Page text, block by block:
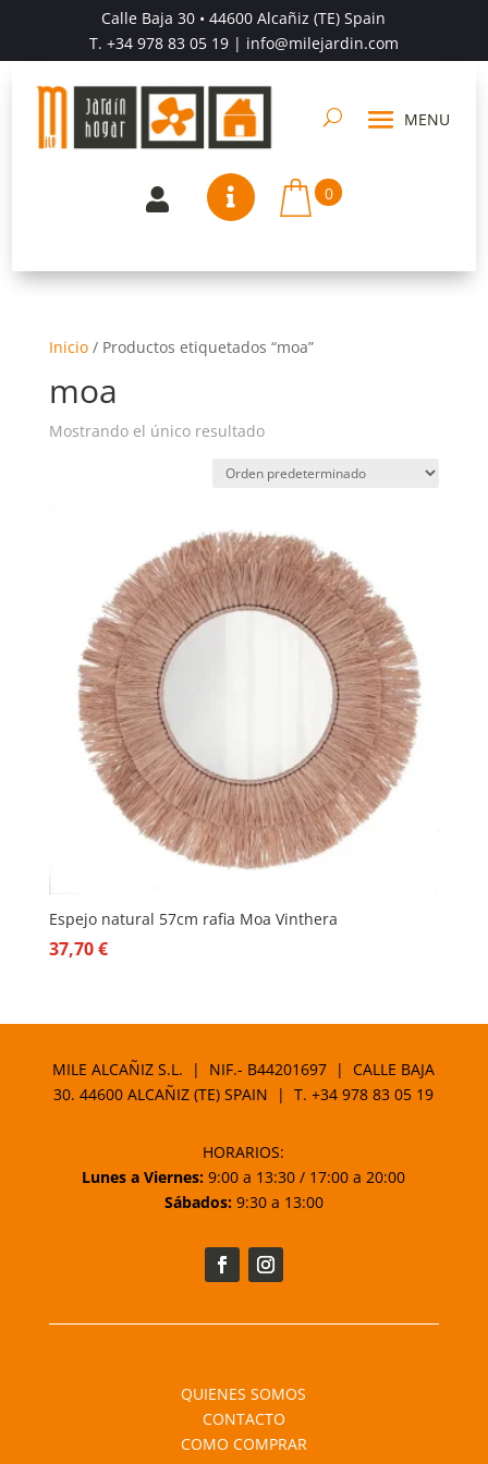
Calle Baja 30 • 44600 Alcañiz (TE) Spain
T. +34 978 83 05 19| info@milejardin.com
  0
Inicio/ Productos etiquetados “moa”
moa
Mostrando el único resultado
Espejo natural 57cm rafia Moa Vinthera
37,70€
MILE ALCAÑIZ S.L. | NIF.- B44201697 | CALLE BAJA
30. 44600 ALCAÑIZ (TE) SPAIN | T.+34 978 83 05 19
HORARIOS:
Lunes a Viernes: 9:00 a 13:30 / 17:00 a 20:00
Sábados:9:30 a 13:00
QUIENES SOMOS
CONTACTO
COMO COMPRAR